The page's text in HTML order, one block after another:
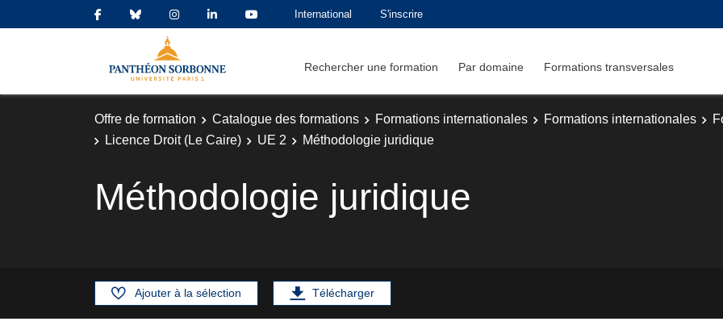
International S'inscrire
Rechercher une formation Par domaine Formations transversales
Offre de formation Catalogue des formations Formations internationales Formations internationales
Licence Droit (Le Caire)
UE 2 Méthodologie juridique
Méthodologie juridique
Ajouter à la sélection Télécharger